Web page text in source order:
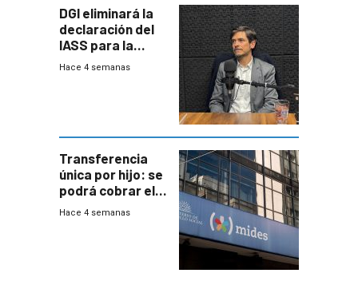
DGI eliminará la
declaración del
IASS para la
mayoría de los
Hace 4 semanas
Transferencia
única por hijo: se
podrá cobrar el
100% en efectivo
Hace 4 semanas